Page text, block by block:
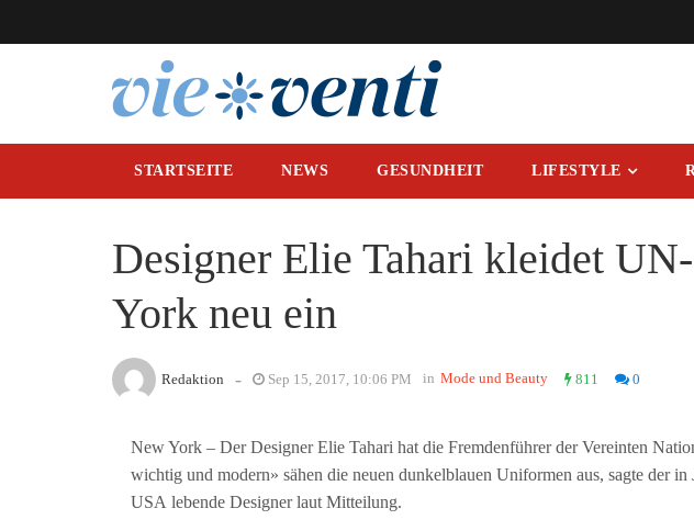
STARTSEITE NEWS GESUNDHEIT LIFESTYLE
Designer Elie Tahari kleidet
York neu ein
Redaktion - Sep 15, 2017, 10:06 PM in Mode und Beauty 811 0
New York – Der Designer Elie Tahari hat die Fremdenführer der Vereinten
wichtig und modern» sähen die neuen dunkelblauen Uniformen aus, sagte der in
USA lebende Designer laut Mitteilung.